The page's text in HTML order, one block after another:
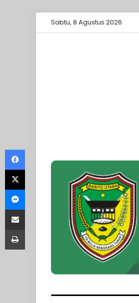
Sabtu, 8 Agustus 2026
Facebook
X
Messenger
Share via Email